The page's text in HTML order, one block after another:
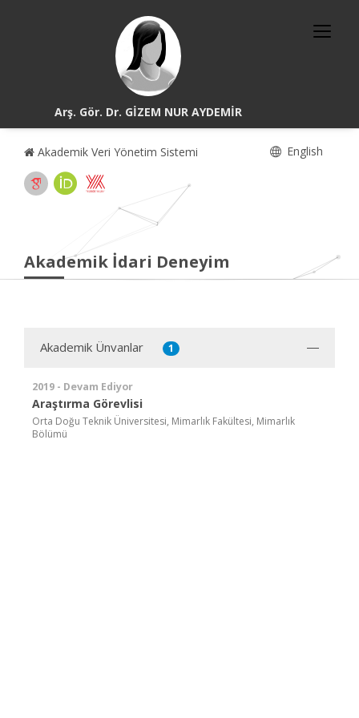
Arş. Gör. Dr. GİZEM NUR AYDEMİR
Akademik Veri Yönetim Sistemi English
Akademik İdari Deneyim
Akademik Ünvanlar 1
2019 - Devam Ediyor
Araştırma Görevlisi
Orta Doğu Teknik Üniversitesi, Mimarlık Fakültesi, Mimarlık
Bölümü